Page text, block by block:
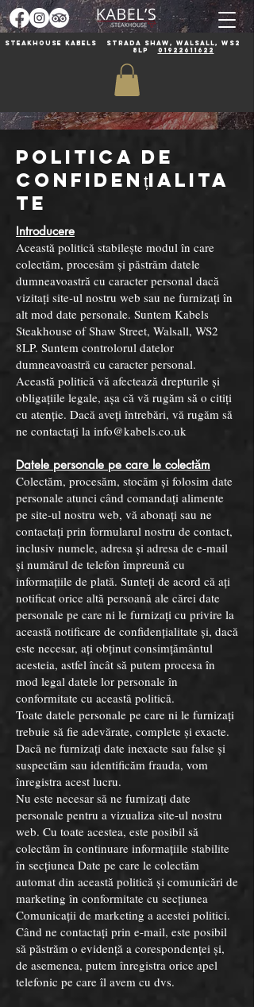
Steakhouse Kabels
Strada Shaw, Walsall, WS2
8LP 01922611622
Politica de
confidențialita
te
Introducere
Această politică stabilește modul în care
colectăm, procesăm și păstrăm datele
dumneavoastră cu caracter personal dacă
vizitați site-ul nostru web sau ne furnizați în
alt mod date personale. Suntem Kabels
Steakhouse of Shaw Street, Walsall, WS2
8LP. Suntem controlorul datelor
dumneavoastră cu caracter personal.
Această politică vă afectează drepturile și
obligațiile legale, așa că vă rugăm să o citiți
cu atenție. Dacă aveți întrebări, vă rugăm să
ne contactați la info@kabels.co.uk
Datele personale pe care le colectăm
Colectăm, procesăm, stocăm și folosim date
personale atunci când comandați alimente
pe site-ul nostru web, vă abonați sau ne
contactați prin formularul nostru de contact,
inclusiv numele, adresa și adresa de e-mail
și numărul de telefon împreună cu
informațiile de plată. Sunteți de acord că ați
notificat orice altă persoană ale cărei date
personale pe care ni le furnizați cu privire la
această notificare de confidențialitate și, dacă
este necesar, ați obținut consimțământul
acesteia, astfel încât să putem procesa în
mod legal datele lor personale în
conformitate cu această politică.
Toate datele personale pe care ni le furnizați
trebuie să fie adevărate, complete și exacte.
Dacă ne furnizați date inexacte sau false și
suspectăm sau identificăm frauda, vom
înregistra acest lucru.
Nu este necesar să ne furnizați date
personale pentru a vizualiza site-ul nostru
web. Cu toate acestea, este posibil să
colectăm în continuare informațiile stabilite
în secțiunea Date pe care le colectăm
automat din această politică și comunicări de
marketing în conformitate cu secțiunea
Comunicații de marketing a acestei politici.
Când ne contactați prin e-mail, este posibil
să păstrăm o evidență a corespondenței și,
de asemenea, putem înregistra orice apel
telefonic pe care îl avem cu dvs.